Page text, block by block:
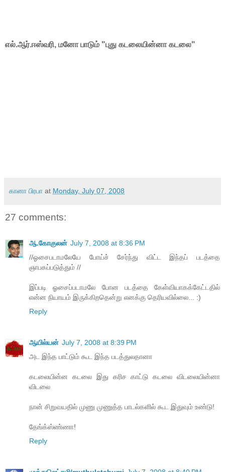
எல்.ஆர்.ஈஸ்வரி, மனோ பாடும் "புது கடலையின்னா கடலை"
கானா பிரபா at Monday, July 07, 2008
27 comments:
ஆ.கோகுலன் July 7, 2008 at 8:36 PM
//ஓசைபடாமலேயே போய்ச் சேர்ந்து விட்ட இந்தப் படத்தை
ஞாபகப்படுத்தும் //
இப்படி ஓசைப்படாமலே போன படத்தை கேள்வியாகக்கேட்டதில்
என்ன நியாயம் இருக்கிறதென்று எனக்கு தெரியவில்லை... :)
Reply
ஆயில்யன் July 7, 2008 at 8:39 PM
அட இந்த பாட்டும் கூட இந்த படத்துலதானா
கடலையின்ன கடலை இது கரிச காட்டு கடலை விடலையின்னா
விடலை
நான் சிறுவயதில் முணு முணுத்த பாடல்களில் கூட இதுவும் உண்டு!
தேங்க்ஸ்ண்ணா!
Reply